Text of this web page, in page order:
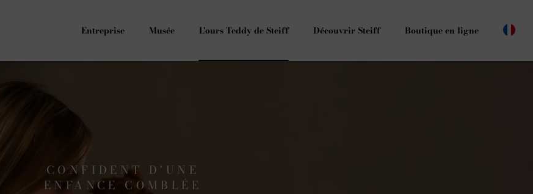
Entreprise Musée L'ours Teddy de Steiff Découvrir Steiff Boutique en ligne
CONFIDENT D'UNE
ENFANCE COMBLÉE